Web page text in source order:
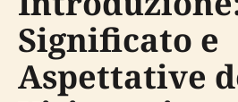
Significato e
Aspettative